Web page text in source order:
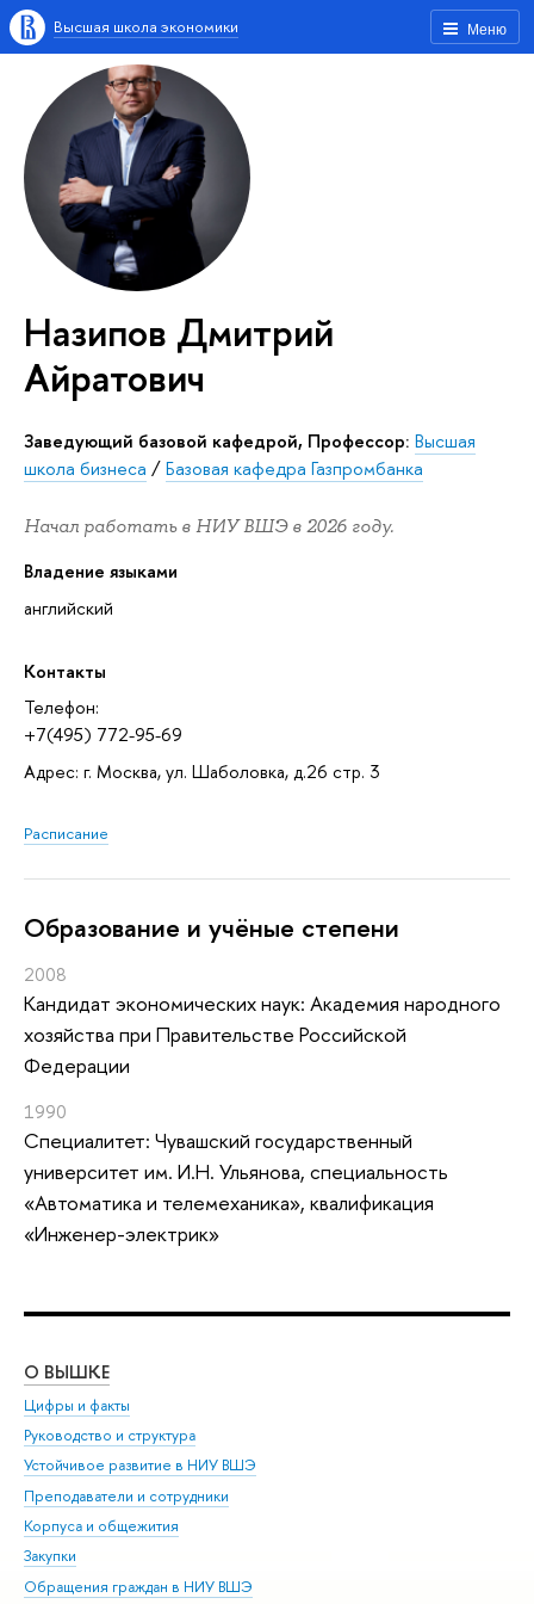
Меню
Высшая школа экономики
Назипов Дмитрий
Айратович
Заведующий базовой кафедрой, Профессор: Высшая
школа бизнеса /Базовая кафедра Газпромбанка
Начал работать в НИУ ВШЭ в 2026 году.
Владение языками
английский
Контакты
Телефон:
+7(495) 772-95-69
Адрес: г. Москва, ул. Шаболовка, д.26 стр. 3
Расписание
Oбразование и учёные степени
2008
Кандидат экономических наук: Академия народного
хозяйства при Правительстве Российской
Федерации
1990
Специалитет: Чувашский государственный
университет им. И.Н. Ульянова, специальность
«Автоматика и телемеханика», квалификация
«Инженер-электрик»
О ВЫШКЕ
Цифры и факты
Руководство и структура
Устойчивое развитие в НИУ ВШЭ
Преподаватели и сотрудники
Корпуса и общежития
Закупки
Обращения граждан в НИУ ВШЭ